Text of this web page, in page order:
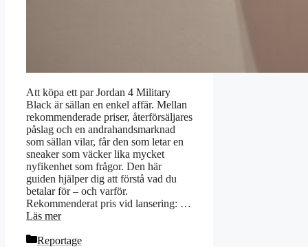
Att köpa ett par Jordan 4 Military
Black är sällan en enkel affär. Mellan
rekommenderade priser, återförsäljares
påslag och en andrahandsmarknad
som sällan vilar, får den som letar en
sneaker som väcker lika mycket
nyfikenhet som frågor. Den här
guiden hjälper dig att förstå vad du
betalar för – och varför.
Rekommenderat pris vid lansering: …
Läs mer
Kategorier
Reportage